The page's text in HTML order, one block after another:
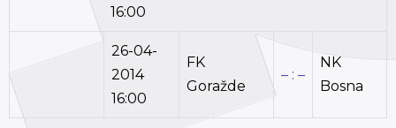
16:00
26-04-
2014
16:00
FK
Goražde
– : –
NK
Bosna